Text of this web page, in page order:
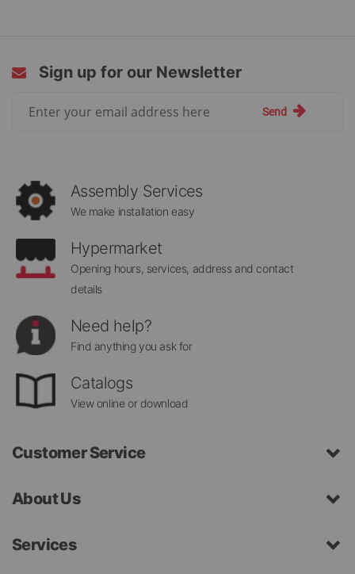
Sign up for our Newsletter
Send
Assembly Services
We make installation easy
Hypermarket
Opening hours, services, address and contact
details
Need help?
Find anything you ask for
Catalogs
View online or download
Customer Service
About Us
Services